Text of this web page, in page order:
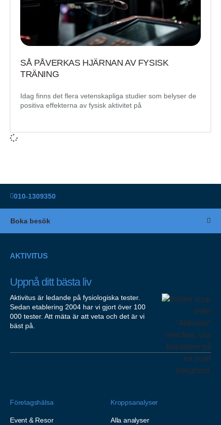
SÅ PÅVERKAS HJÄRNAN AV FYSISK
TRÄNING
Idag finns det flera vetenskapliga studier som belyser de
positiva effekterna av fysisk aktivitet på
010-1309350
Boka besök
AKTIVITUS
Uppnå ditt bästa liv
Aktivitus är ledande på fysiologiska tester.
Sedan etablering 2004 har vi gjort över 100
000 tester. Att mäta är att veta och det är vi
bäst på.
Företagshälsa
Event & Resor
Kroppsanalyser
Alla analyser